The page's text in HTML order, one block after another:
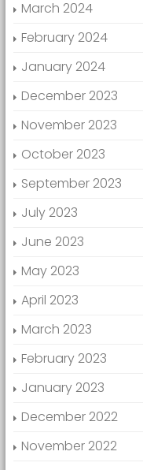
March 2024
February 2024
January 2024
December 2023
November 2023
October 2023
September 2023
July 2023
June 2023
May 2023
April 2023
March 2023
February 2023
January 2023
December 2022
November 2022